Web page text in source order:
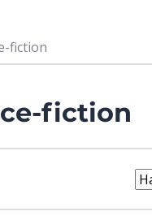
fiction
fiction